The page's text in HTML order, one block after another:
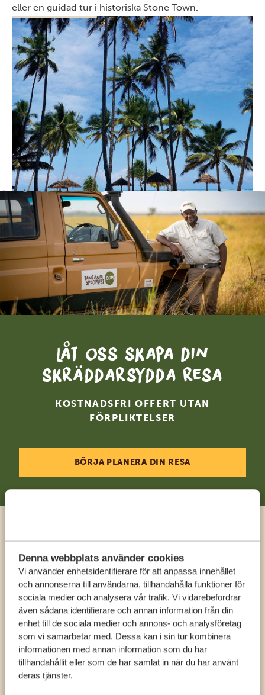
Denna webbplats använder cookies
Vi använder enhetsidentifierare för att anpassa innehållet
och annonserna till användarna, tillhandahålla funktioner för
sociala medier och analysera vår trafik. Vi vidarebefordrar
även sådana identifierare och annan information från din
enhet till de sociala medier och annons- och analysföretag
som vi samarbetar med. Dessa kan i sin tur kombinera
informationen med annan information som du har
tillhandahållit eller som de har samlat in när du har använt
deras tjänster.
eller en guidad tur i historiska Stone Town.
Låt oss skapa din
skräddarsydda resa
KOSTNADSFRI OFFERT UTAN
FÖRPLIKTELSER
BÖRJA PLANERA DIN RESA
Ring en expert
FÅ PERSONLIG RÅDGIVNING FRÅN VÅRA
EXPERTER
+31 174 788 108
KONTAKT